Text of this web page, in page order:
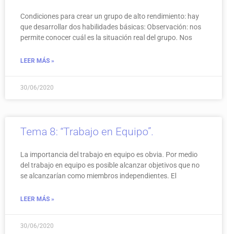
Condiciones para crear un grupo de alto rendimiento: hay
que desarrollar dos habilidades básicas: Observación: nos
permite conocer cuál es la situación real del grupo. Nos
LEER MÁS »
30/06/2020
Tema 8: “Trabajo en Equipo”.
La importancia del trabajo en equipo es obvia. Por medio
del trabajo en equipo es posible alcanzar objetivos que no
se alcanzarían como miembros independientes. El
LEER MÁS »
30/06/2020